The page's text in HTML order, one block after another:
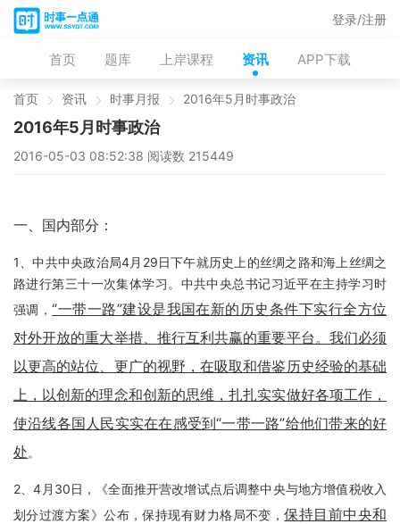
首页 题库 上岸课程 资讯 APP下载
登录/注册
首页 资讯 时事月报 2016年5月时事政治
2016年5月时事政治
2016-05-03 08:52:38 阅读数 215449
一、国内部分：
1、中共中央政治局4月29日下午就历史上的丝绸之路和海上丝绸之
路进行第三十一次集体学习。中共中央总书记习近平在主持学习时
强调，“一带一路”建设是我国在新的历史条件下实行全方位
对外开放的重大举措、推行互利共赢的重要平台。我们必须
以更高的站位、更广的视野，在吸取和借鉴历史经验的基础
上，以创新的理念和创新的思维，扎扎实实做好各项工作，
使沿线各国人民实实在在感受到“一带一路”给他们带来的好
处。
2、4月30日，《全面推开营改增试点后调整中央与地方增值税收入
划分过渡方案》公布，保持现有财力格局不变，保持目前中央和